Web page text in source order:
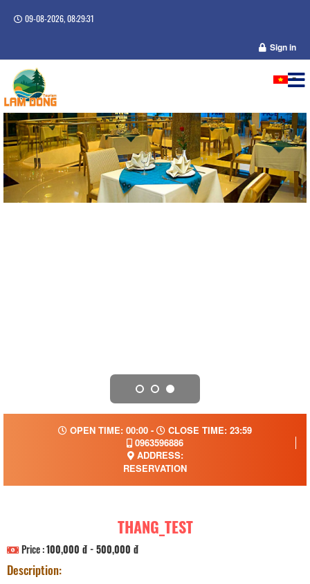
09-08-2026, 08:29:31
Sign in
OPEN TIME: 00:00 -
CLOSE TIME: 23:59
0963596886
ADDRESS:
RESERVATION
THANG_TEST
Price :100,000 đ - 500,000 đ
Description: